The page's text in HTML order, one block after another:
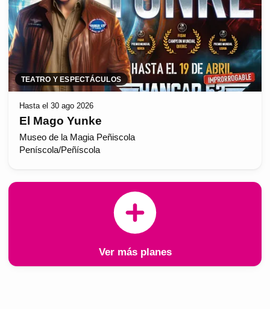
TEATRO Y ESPECTÁCULOS
Hasta el 30 ago 2026
El Mago Yunke
Museo de la Magia Peñiscola
Peníscola/Peñíscola
Ver más planes